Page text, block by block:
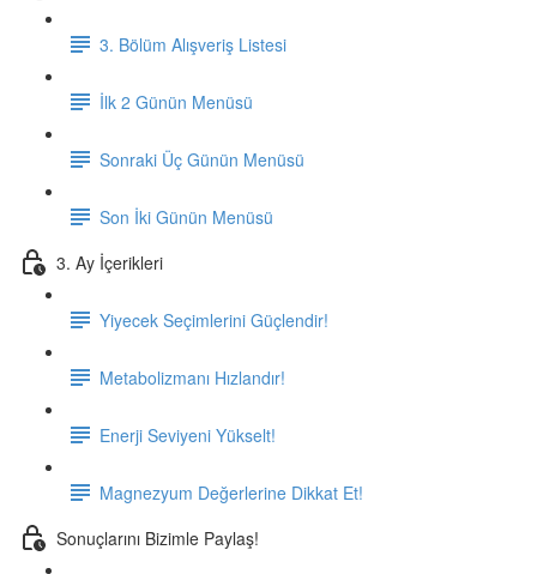
3. Bölüm Alışveriş Listesi
İlk 2 Günün Menüsü
Sonraki Üç Günün Menüsü
Son İki Günün Menüsü
3. Ay İçerikleri
Yiyecek Seçimlerini Güçlendir!
Metabolizmanı Hızlandır!
Enerji Seviyeni Yükselt!
Magnezyum Değerlerine Dikkat Et!
Sonuçlarını Bizimle Paylaş!